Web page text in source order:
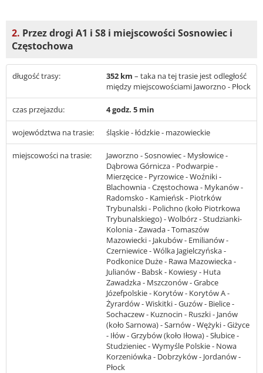
2. Przez drogi A1 i S8 i miejscowości Sosnowiec i
Częstochowa
długość trasy: 352 km – taka na tej trasie jest odległość
między miejscowościami Jaworzno - Płock
czas przejazdu: 4 godz. 5 min
województwa na trasie: śląskie - łódzkie - mazowieckie
miejscowości na trasie:
Jaworzno - Sosnowiec - Mysłowice -
Dąbrowa Górnicza - Podwarpie -
Mierzęcice - Pyrzowice - Woźniki -
Blachownia - Częstochowa - Mykanów -
Radomsko - Kamieńsk - Piotrków
Trybunalski - Polichno (koło Piotrkowa
Trybunalskiego) - Wolbórz - Studzianki-
Kolonia - Zawada - Tomaszów
Mazowiecki - Jakubów - Emilianów -
Czerniewice - Wólka Jagielczyńska -
Podkonice Duże - Rawa Mazowiecka -
Julianów - Babsk - Kowiesy - Huta
Zawadzka - Mszczonów - Grabce
Józefpolskie - Korytów - Korytów A -
Żyrardów - Wiskitki - Guzów - Bielice -
Sochaczew - Kuznocin - Ruszki - Janów
(koło Sarnowa) - Sarnów - Wężyki - Giżyce
- Iłów - Grzybów (koło Iłowa) - Słubice -
Studzieniec - Wymyśle Polskie - Nowa
Korzeniówka - Dobrzyków - Jordanów -
Płock